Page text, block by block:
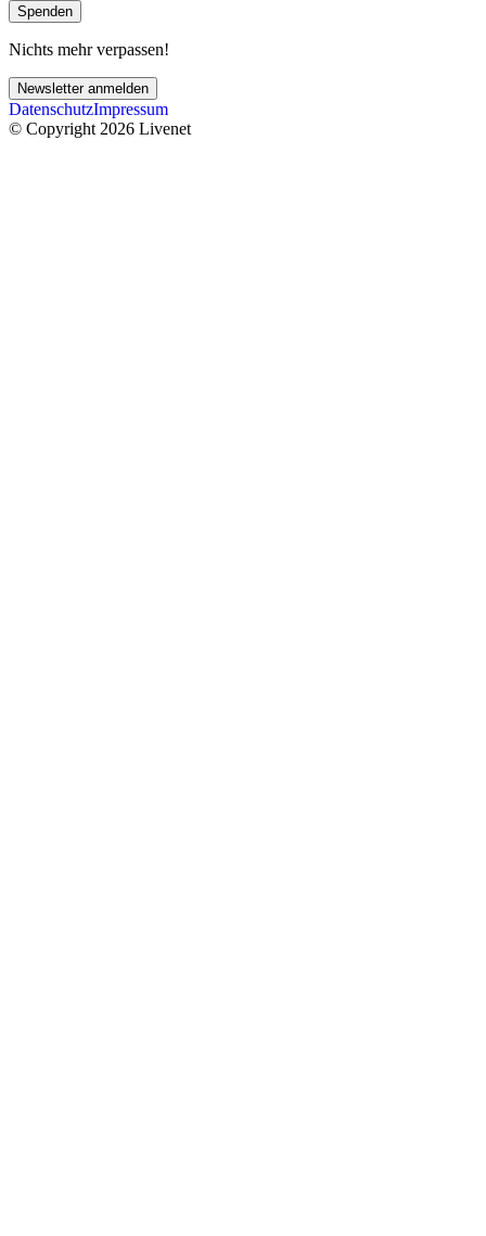
Spenden
Nichts mehr verpassen!
Newsletter anmelden
DatenschutzImpressum
© Copyright 2026 Livenet